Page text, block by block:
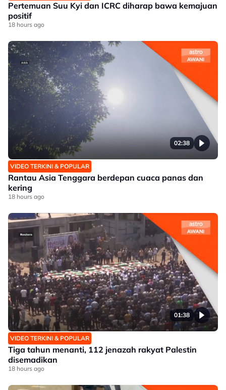
Pertemuan Suu Kyi dan ICRC diharap bawa kemajuan
positif
18 hours ago
02:38
VIDEO TERKINI & POPULAR
Rantau Asia Tenggara berdepan cuaca panas dan
kering
18 hours ago
01:38
VIDEO TERKINI & POPULAR
Tiga tahun menanti, 112 jenazah rakyat Palestin
disemadikan
18 hours ago